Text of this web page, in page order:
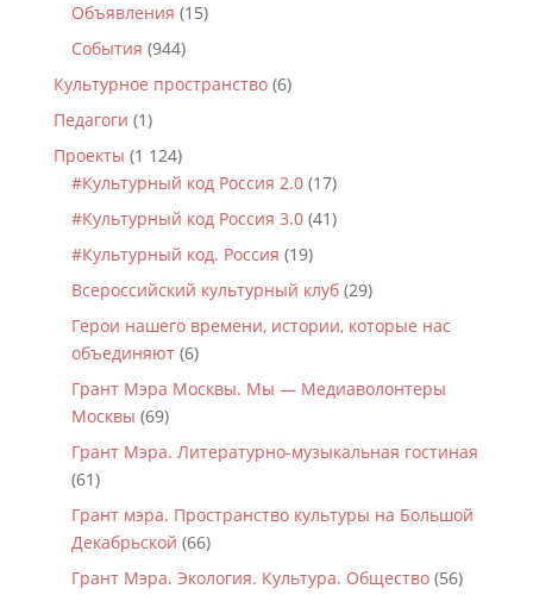
Объявления (15)
События (944)
Культурное пространство(6)
Педагоги (1)
Проекты (1 124)
#Культурный код Россия 2.0(17)
#Культурный код Россия 3.0(41)
#Культурный код. Россия (19)
Всероссийский культурный клуб(29)
Герои нашего времени, истории, которые нас
объединяют(6)
Грант Мэра Москвы. Мы — Медиаволонтеры
Москвы (69)
Грант Мэра. Литературно-музыкальная гостиная
(61)
Грант мэра. Пространство культуры на Большой
Декабрьской (66)
Грант Мэра. Экология. Культура. Общество(56)